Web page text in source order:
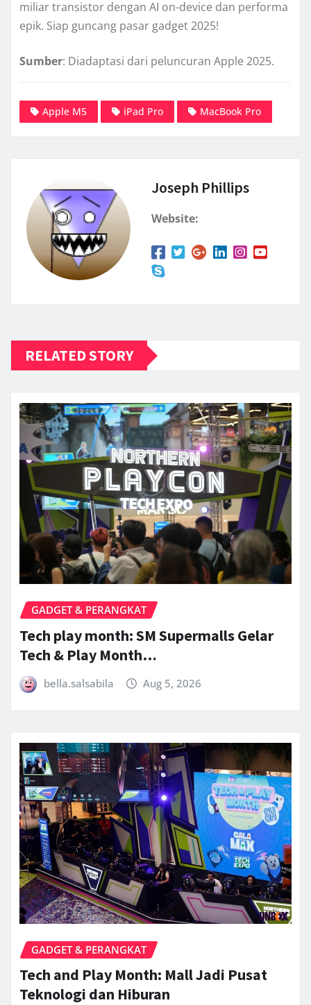
miliar transistor dengan AI on-device dan performa
epik. Siap guncang pasar gadget 2025!
Sumber: Diadaptasi dari peluncuran Apple 2025.
Apple M5 iPad Pro MacBook Pro
Joseph Phillips
Website:
RELATED STORY
GADGET & PERANGKAT
Tech play month: SM Supermalls Gelar
Tech & Play Month…
bella.salsabila Aug 5, 2026
GADGET & PERANGKAT
Tech and Play Month: Mall Jadi Pusat
Teknologi dan Hiburan